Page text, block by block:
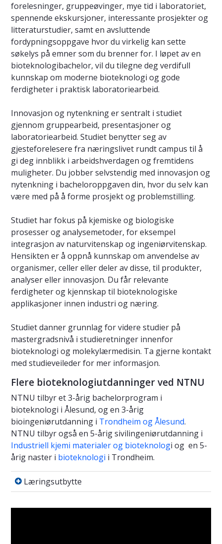
forelesninger, gruppeøvinger, mye tid i laboratoriet,
spennende ekskursjoner, interessante prosjekter og
litteraturstudier, samt en avsluttende
fordypningsoppgave hvor du virkelig kan sette
søkelys på emner som du brenner for. I løpet av en
bioteknologibachelor, vil du tilegne deg verdifull
kunnskap om moderne bioteknologi og gode
ferdigheter i praktisk laboratoriearbeid.
Innovasjon og nytenkning er sentralt i studiet
gjennom gruppearbeid, presentasjoner og
laboratoriearbeid. Studiet benytter seg av
gjesteforelesere fra næringslivet rundt campus til å
gi deg innblikk i arbeidshverdagen og fremtidens
muligheter. Du jobber selvstendig med innovasjon og
nytenkning i bacheloroppgaven din, hvor du selv kan
være med på å forme prosjekt og problemstilling.
Studiet har fokus på kjemiske og biologiske
prosesser og analysemetoder, for eksempel
integrasjon av naturvitenskap og ingeniørvitenskap.
Hensikten er å oppnå kunnskap om anvendelse av
organismer, celler eller deler av disse, til produkter,
analyser eller innovasjon. Du får relevante
ferdigheter og kjennskap til bioteknologiske
applikasjoner innen industri og næring.
Studiet danner grunnlag for videre studier på
mastergradsnivå i studieretninger innenfor
bioteknologi og molekylærmedisin. Ta gjerne kontakt
med studieveileder for mer informasjon.
Flere bioteknologiutdanninger ved NTNU
NTNU tilbyr et 3-årig bachelorprogram i
bioteknologi i Ålesund, og en 3-årig
bioingeniørutdanning i Trondheim og Ålesund.
NTNU tilbyr også en 5-årig sivilingeniørutdanning i
Industriell kjemi materialer og bioteknologi og en 5-
årig naster i bioteknologi i Trondheim.
Læringsutbytte
Læringsutbytte